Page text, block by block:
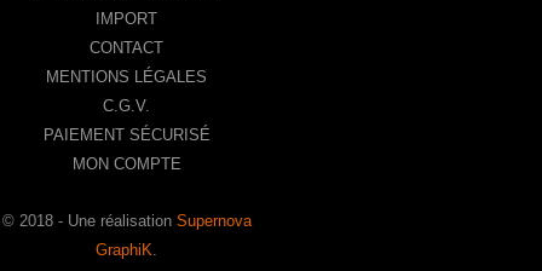
IMPORT
CONTACT
MENTIONS LÉGALES
C.G.V.
PAIEMENT SÉCURISÉ
MON COMPTE
© 2018 - Une réalisation Supernova
GraphiK